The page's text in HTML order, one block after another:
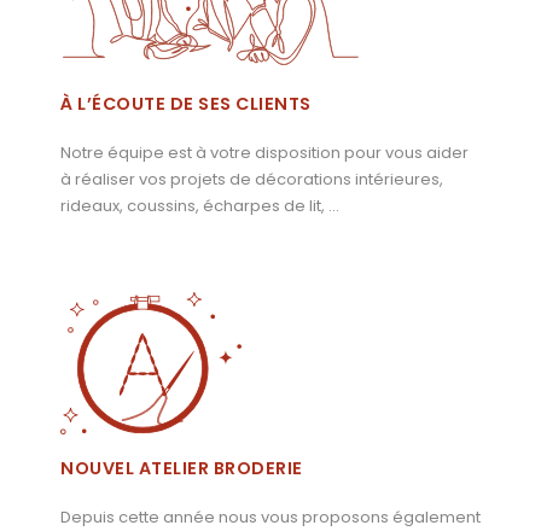
À L’ÉCOUTE DE SES CLIENTS
Notre équipe est à votre disposition pour vous aider
à réaliser vos projets de décorations intérieures,
rideaux, coussins, écharpes de lit, …
NOUVEL ATELIER BRODERIE
Depuis cette année nous vous proposons également